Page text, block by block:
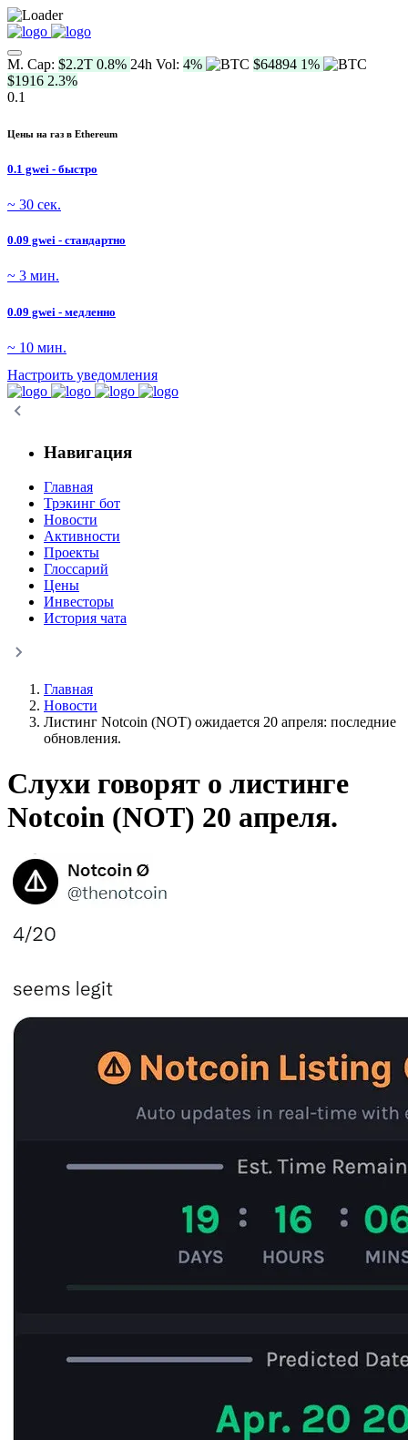
M. Cap: $2.2T 0.8% 24h Vol: 4% $64894 1%
$1916 2.3%
0.1
Цены на газ в Ethereum
0.1 gwei - быстро
~ 30 сек.
0.09 gwei - стандартно
~ 3 мин.
0.09 gwei - медленно
~ 10 мин.
Настроить уведомления
Навигация
Главная
Трэкинг бот
Новости
Активности
Проекты
Глоссарий
Цены
Инвесторы
История чата
Главная
Новости
Листинг Notcoin (NOT) ожидается 20 апреля: последние
обновления.
Слухи говорят о листинге
Notcoin (NOT) 20 апреля.